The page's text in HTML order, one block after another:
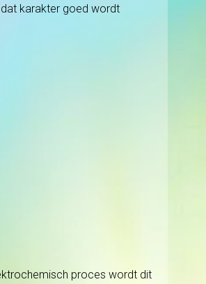
karakter goed wordt
proces wordt dit